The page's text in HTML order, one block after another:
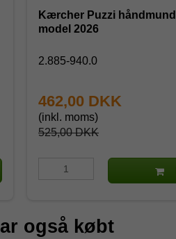
Kærcher Puzzi
model 2026
2.885-940.0
525,00 DKK
462,00 DKK
(inkl. moms)
også købt